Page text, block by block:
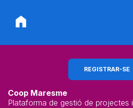
Coop Maresme
Plataforma de gestió de projectes
REGISTRAR-SE